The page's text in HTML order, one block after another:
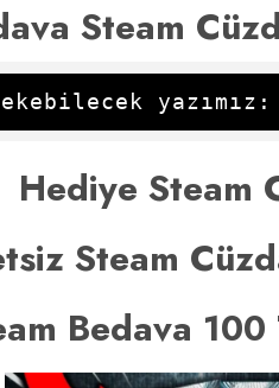
Steam
yazımız:
Hediye Steam
Steam
Bedava